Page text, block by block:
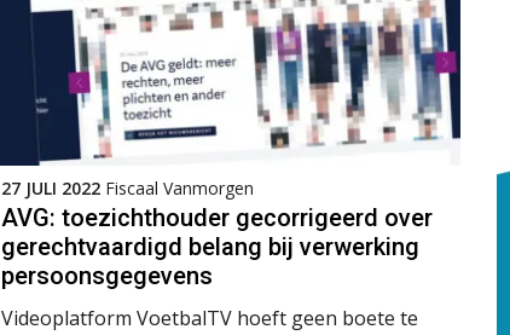
27 JULI 2022 Fiscaal Vanmorgen
AVG: toezichthouder gecorrigeerd over
gerechtvaardigd belang bij verwerking
persoonsgegevens
Videoplatform VoetbalTV hoeft geen boete te